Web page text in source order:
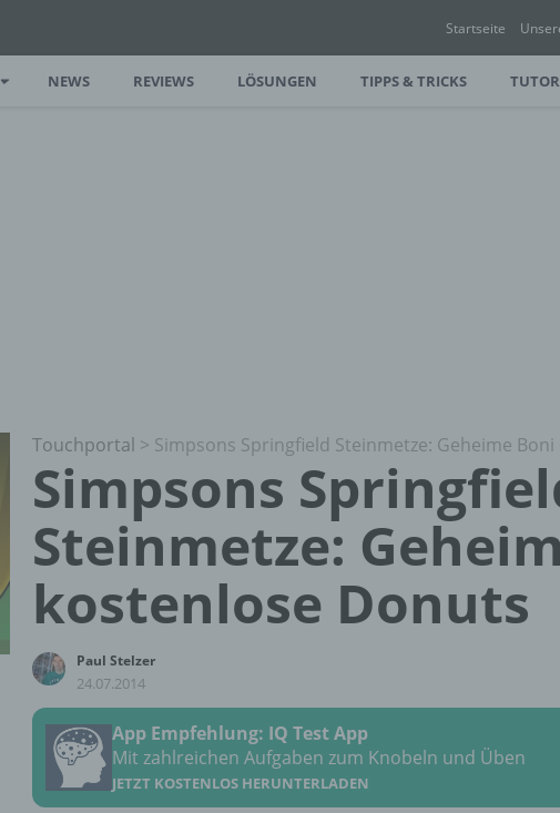
Startseite
NEWS REVIEWS LÖSUNGEN TIPPS & TRICKS
Touchportal > Simpsons Springfield Steinmetze: Geheime
Simpsons
Steinmetze:
kostenlose Donuts
Paul Stelzer
24.07.2014
App Empfehlung: IQ Test App
Mit zahlreichen Aufgaben zum Knobeln und Üben
JETZT KOSTENLOS HERUNTERLADEN